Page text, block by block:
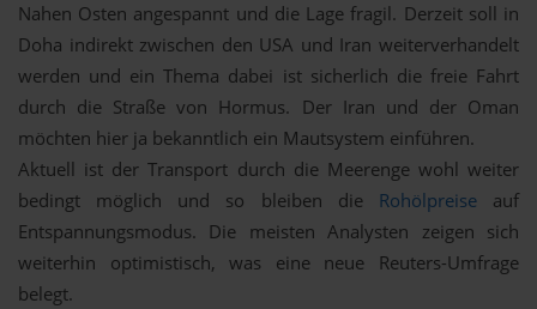
Nahen Osten angespannt und die Lage fragil. Derzeit soll in
Doha indirekt zwischen den USA und Iran weiterverhandelt
werden und ein Thema dabei ist sicherlich die freie Fahrt
durch die Straße von Hormus. Der Iran und der Oman
möchten hier ja bekanntlich ein Mautsystem einführen.
Aktuell ist der Transport durch die Meerenge wohl weiter
bedingt möglich und so bleiben die Rohölpreiseauf
Entspannungsmodus. Die meisten Analysten zeigen sich
weiterhin optimistisch, was eine neue Reuters-Umfrage
belegt.